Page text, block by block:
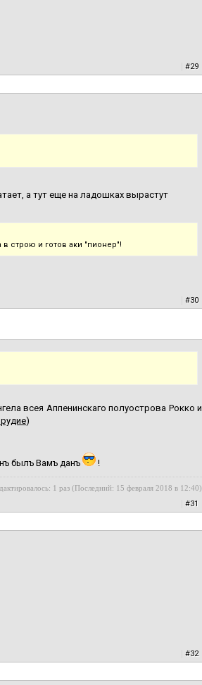
#29
а тут еще на ладошках вырастут
строю и готов аки "пионер"!
#30
всея Аппенинскаго полуострова Рокко и
)
былъ Вамъ данъ !
1 раз (Последний: 15 февраля 2018 в 12:40)
#31
#32